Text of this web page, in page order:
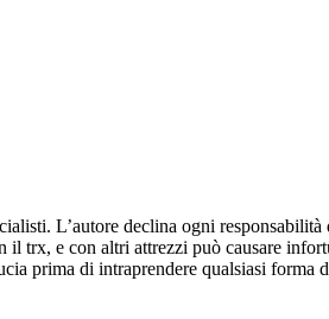
L’autore declina ogni
trx, e con altri attrezzi può causare
prima di intraprendere qualsiasi forma